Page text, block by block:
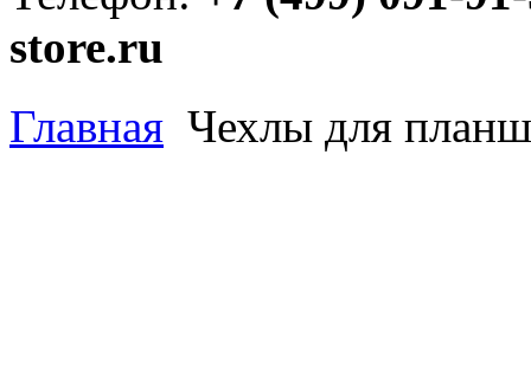
store.ru
Главная Чехлы для